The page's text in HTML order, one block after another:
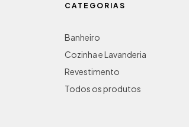
CATEGORIAS
Banheiro
Cozinha e Lavanderia
Revestimento
Todos os produtos